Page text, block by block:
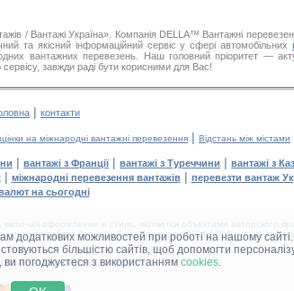
додаткових можливостей при роботі на нашому сайті.
більшістю сайтів, щоб допомогти
погоджуєтеся з використанням cookies.
/ Вантажі Україна». Компанія DELLA™ Вантажні
та якісний інформаційний сервіс у сфері автомобільних
вантажних перевезень. Наш головний пріоритет —
сервісу, завжди раді бути корисними для Вас!
| контакти
на міжнародні вантажні перевезення | Відстань між містами
| вантажі з Франції| вантажі з Туреччини | вантажі з
| міжнародні перевезення вантажів| перевезти вантаж
на сьогодні
оформление и стиль, являются объектами авторского
сайтах без офіційного дозволу 'DELLA™ Вантажні
ВАНТАЖНІ ПЕРЕВЕЗЕННЯ™!